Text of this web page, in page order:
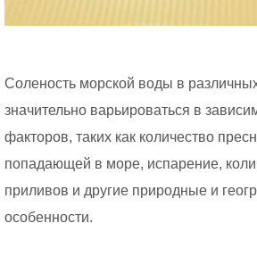
Соленость морской воды в
значительно варьироваться в
факторов, таких как количество
попадающей в море, испарение,
приливов и другие природные и
особенности.